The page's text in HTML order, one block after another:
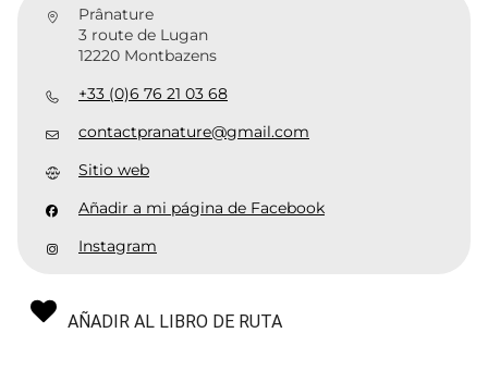
Prânature
3 route de Lugan
12220 Montbazens
+33 (0)6 76 21 03 68
contactpranature@gmail.com
Sitio web
Añadir a mi página de Facebook
Instagram
AÑADIR AL LIBRO DE RUTA